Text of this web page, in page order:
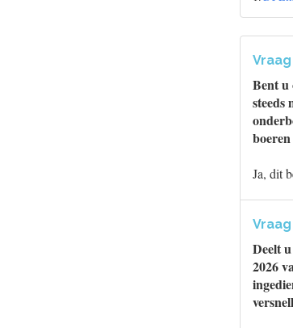
Vraag
Bent u
steeds
Ja, dit
Vraag
Deelt
2026